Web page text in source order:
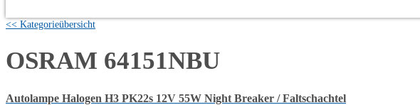
<< Kategorieübersicht
OSRAM 64151NBU
Autolampe Halogen H3 PK22s 12V 55W Night Breaker / Faltschachtel